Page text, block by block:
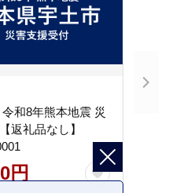
和8年熊本地震 災
返礼品なし】
円